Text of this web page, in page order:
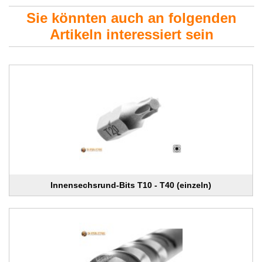
Sie könnten auch an folgenden
Artikeln interessiert sein
Innensechsrund-Bits T10 - T40 (einzeln)